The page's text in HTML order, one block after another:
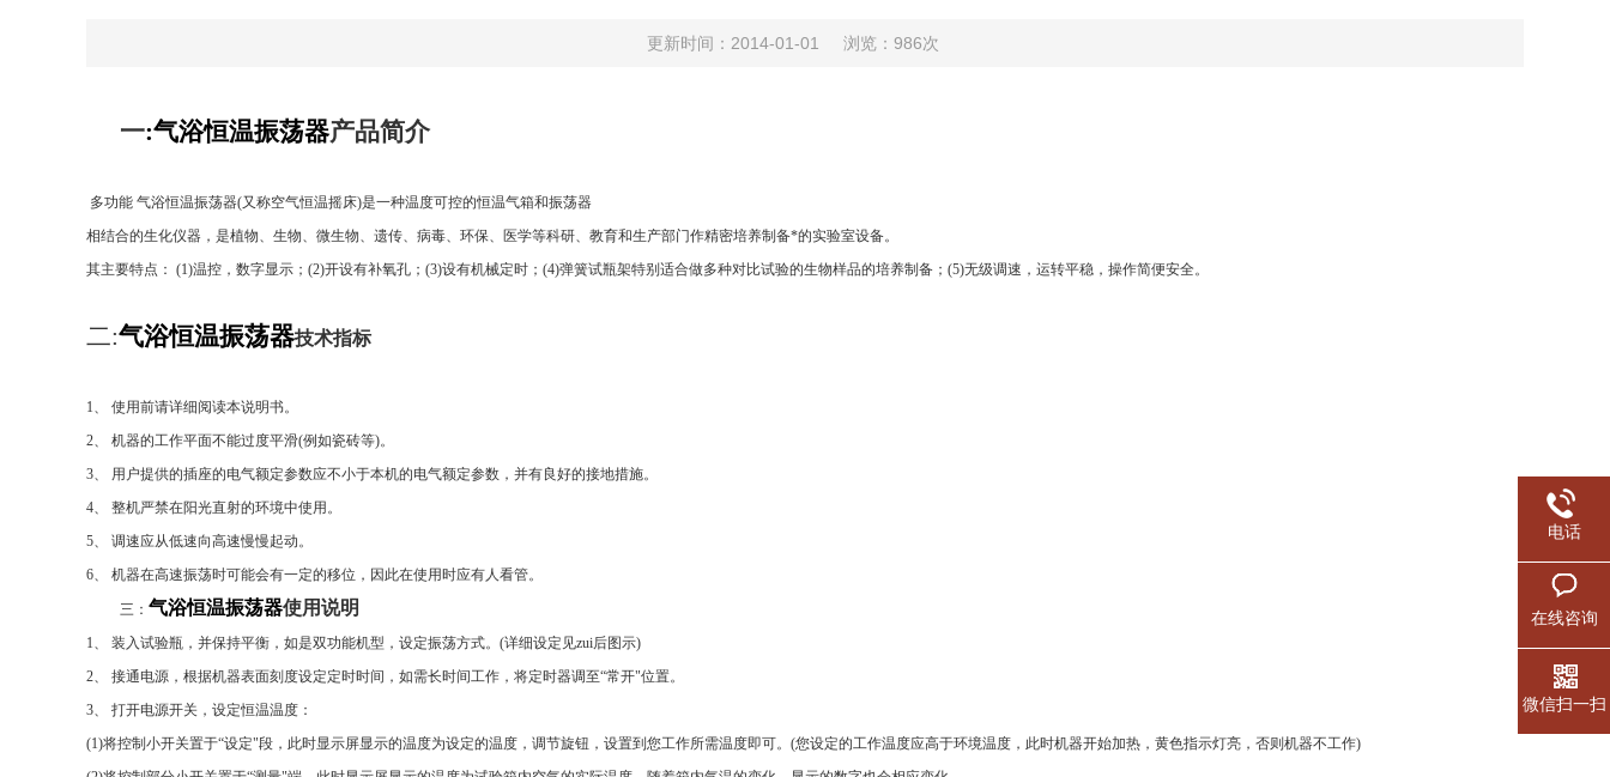
更新时间：2014-01-01 浏览：986次
一:气浴恒温振荡器产品简介
多功能 气浴恒温振荡器(又称空气恒温摇床)是一种温度可控的恒温气箱和振荡器
相结合的生化仪器，是植物、生物、微生物、遗传、病毒、环保、医学等科研、教育和生产部门作精密培养制备*的实验室设备。
其主要特点： (1)温控，数字显示； (2)开设有补氧孔； (3)设有机械定时； (4)弹簧试瓶架特别适合做多种对比试验的生物样品的培养制备； (5)无级调速，运转平稳，操作简便安全。
二:气浴恒温振荡器技术指标
1、
使用前请详细阅读本说明书。
2、 机器的工作平面不能过度平滑(例如瓷砖等)。
3、
用户提供的插座的电气额定参数应不小于本机的电气额定参数，并有良好的接地措施。
4、
整机严禁在阳光直射的环境中使用。
5、
调速应从低速向高速慢慢起动。
6、 机器在高速振荡时可能会有一定的移位，因此在使用时应有人看管。
三： 气浴恒温振荡器使用说明
1、 装入试验瓶，并保持平衡，如是双功能机型，设定振荡方式。 (详细设定见zui后图示)
2、 接通电源，根据机器表面刻度设定定时时间，如需长时间工作，将定时器调至“常开"位置。
3、
打开电源开关，设定恒温温度：
(1)将控制小开关置于“设定"段，此时显示屏显示的温度为设定的温度，调节旋钮，设置到您工作所需温度即可。 (您设定的工作温度应高于环境温度，此时机器开始加热，黄色指示灯亮，否则机器不工作)
电话
在线咨询
微信扫一扫